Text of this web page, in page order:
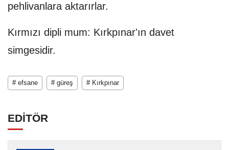
pehlivanlara aktarırlar.
Kırmızı dipli mum: Kırkpınar'ın davet
simgesidir.
# efsane # güreş # Kırkpınar
EDİTÖR